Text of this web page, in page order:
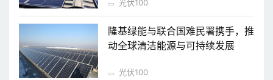
光伏100
隆基绿能与联合国难民署携手，推
动全球清洁能源与可持续发展
光伏100